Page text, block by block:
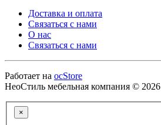
Доставка и оплата
Связаться с нами
О нас
Связаться с нами
Работает на ocStore
НеоСтиль мебельная компания © 2026
×